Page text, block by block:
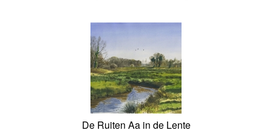
De Ruiten Aa in de Lente